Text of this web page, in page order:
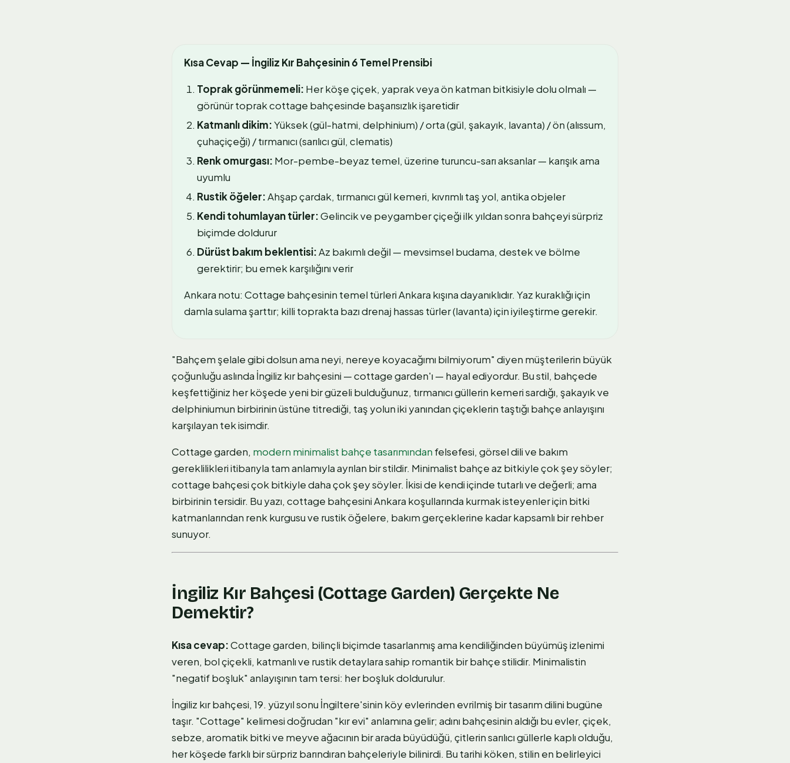
Kısa Cevap — İngiliz Kır Bahçesinin 6 Temel Prensibi
Toprak görünmemeli: Her köşe çiçek, yaprak veya ön katman bitkisiyle dolu olmalı —
görünür toprak cottage bahçesinde başarısızlık işaretidir
Katmanlı dikim:Yüksek (gül-hatmi, delphinium) / orta (gül, şakayık, lavanta) / ön (alıssum,
çuhaçiçeği) / tırmanıcı (sarılıcı gül, clematis)
Renk omurgası: Mor-pembe-beyaz temel, üzerine turuncu-sarı aksanlar — karışık ama
uyumlu
Rustik öğeler:Ahşap çardak, tırmanıcı gül kemeri, kıvrımlı taş yol, antika objeler
Kendi tohumlayan türler:Gelincik ve peygamber çiçeği ilk yıldan sonra bahçeyi sürpriz
biçimde doldurur
Dürüst bakım beklentisi:Az bakımlı değil — mevsimsel budama, destek ve bölme
gerektirir; bu emek karşılığını verir
Ankara notu: Cottage bahçesinin temel türleri Ankara kışına dayanıklıdır. Yaz kuraklığı için
damla sulama şarttır; killi toprakta bazı drenaj hassas türler (lavanta) için iyileştirme gerekir.
"Bahçem şelale gibi dolsun ama neyi, nereye koyacağımı bilmiyorum" diyen müşterilerin büyük
çoğunluğu aslında İngiliz kır bahçesini — cottage garden'ı — hayal ediyordur. Bu stil, bahçede
keşfettiğiniz her köşede yeni bir güzeli bulduğunuz, tırmanıcı güllerin kemeri sardığı, şakayık ve
delphiniumun birbirinin üstüne titrediği, taş yolun iki yanından çiçeklerin taştığı bahçe anlayışını
karşılayan tek isimdir.
Cottage garden, modern minimalist bahçe tasarımından felsefesi, görsel dili ve bakım
gereklilikleri itibarıyla tam anlamıyla ayrılan bir stildir. Minimalist bahçe az bitkiyle çok şey söyler;
cottage bahçesi çok bitkiyle daha çok şey söyler. İkisi de kendi içinde tutarlı ve değerli; ama
birbirinin tersidir. Bu yazı, cottage bahçesini Ankara koşullarında kurmak isteyenler için bitki
katmanlarından renk kurgusu ve rustik öğelere, bakım gerçeklerine kadar kapsamlı bir rehber
sunuyor.
İngiliz Kır Bahçesi (Cottage Garden) Gerçekte Ne
Demektir?
Kısa cevap:Cottage garden, bilinçli biçimde tasarlanmış ama kendiliğinden büyümüş izlenimi
veren, bol çiçekli, katmanlı ve rustik detaylara sahip romantik bir bahçe stilidir. Minimalistin
"negatif boşluk" anlayışının tam tersi: her boşluk doldurulur.
İngiliz kır bahçesi, 19. yüzyıl sonu İngiltere'sinin köy evlerinden evrilmiş bir tasarım dilini bugüne
taşır. "Cottage" kelimesi doğrudan "kır evi" anlamına gelir; adını bahçesinin aldığı bu evler, çiçek,
sebze, aromatik bitki ve meyve ağacının bir arada büyüdüğü, çitlerin sarılıcı güllerle kaplı olduğu,
her köşede farklı bir sürpriz barındıran bahçeleriyle bilinirdi. Bu tarihi köken, stilin en belirleyici